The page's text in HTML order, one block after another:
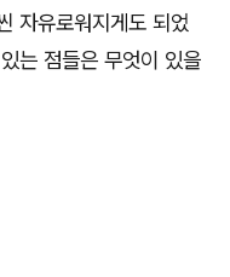
자유로워지게도 되었
는 점들은 무엇이 있을